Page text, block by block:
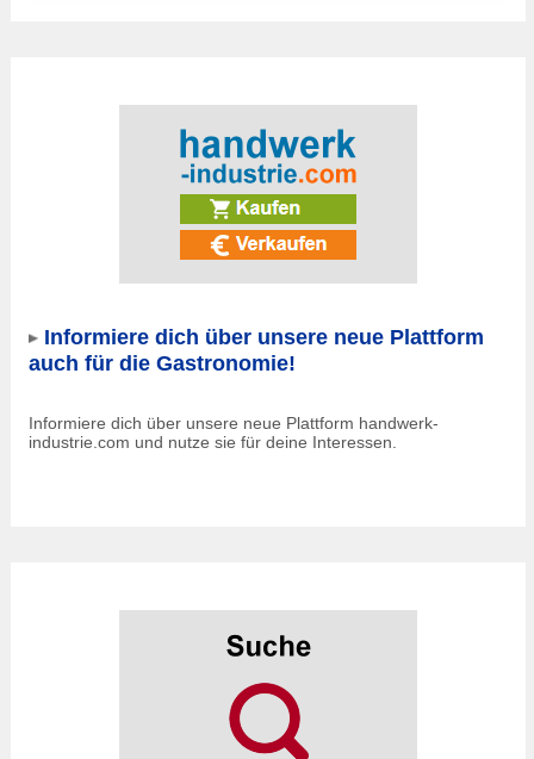
Informiere dich über unsere neue Plattform
auch für die Gastronomie!
Informiere dich über unsere neue Plattform handwerk-
industrie.com und nutze sie für deine Interessen.